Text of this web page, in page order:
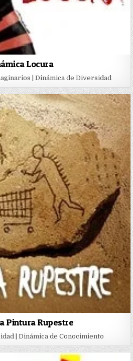
Locura
| Dinámica de Diversidad
Pintura Rupestre
| Dinámica de Conocimiento